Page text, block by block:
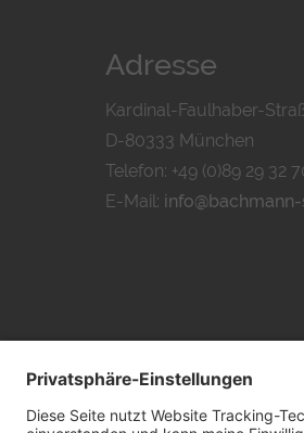
Adresse
Kardinal-Faulhaber-
D-80333 München
Telefon: +49 (0)89 29 32
E-Mail: